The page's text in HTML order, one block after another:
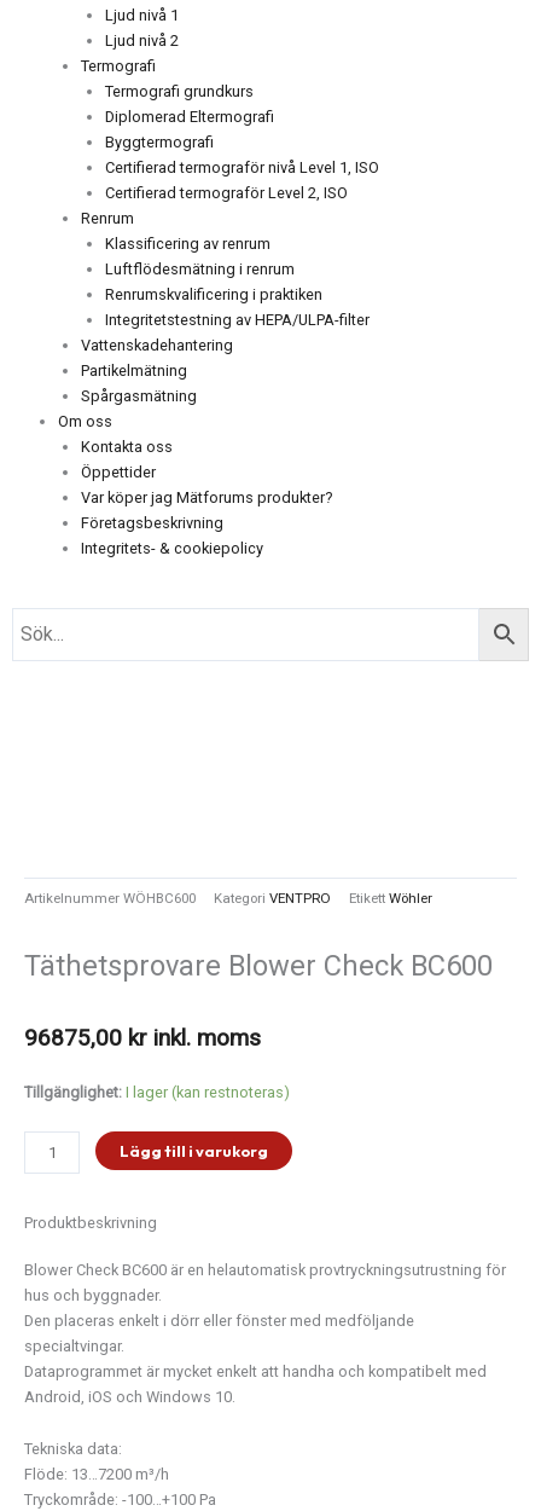
Ljud nivå 1
Ljud nivå 2
Termografi
Termografi grundkurs
Diplomerad Eltermografi
Byggtermografi
Certifierad termograför nivå Level 1, ISO
Certifierad termograför Level 2, ISO
Renrum
Klassificering av renrum
Luftflödesmätning i renrum
Renrumskvalificering i praktiken
Integritetstestning av HEPA/ULPA-filter
Vattenskadehantering
Partikelmätning
Spårgasmätning
Om oss
Kontakta oss
Öppettider
Var köper jag Mätforums produkter?
Företagsbeskrivning
Integritets- & cookiepolicy
Artikelnummer WÖHBC600 Kategori VENTPRO Etikett Wöhler
Täthetsprovare Blower Check BC600
96875,00 kr inkl. moms
Tillgänglighet: I lager (kan restnoteras)
Täthetsprovare
Lägg till i varukorg
Produktbeskrivning
Blower Check BC600 är en helautomatisk provtryckningsutrustning för
hus och byggnader.
Den placeras enkelt i dörr eller fönster med medföljande
specialtvingar.
Dataprogrammet är mycket enkelt att handha och kompatibelt med
Android, iOS och Windows 10.
Tekniska data:
Flöde: 13…7200 m³/h
Tryckområde: -100…+100 Pa